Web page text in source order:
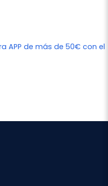
APP de más de 50€ con el